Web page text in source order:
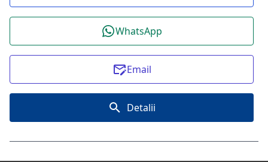
WhatsApp
Email
Detalii